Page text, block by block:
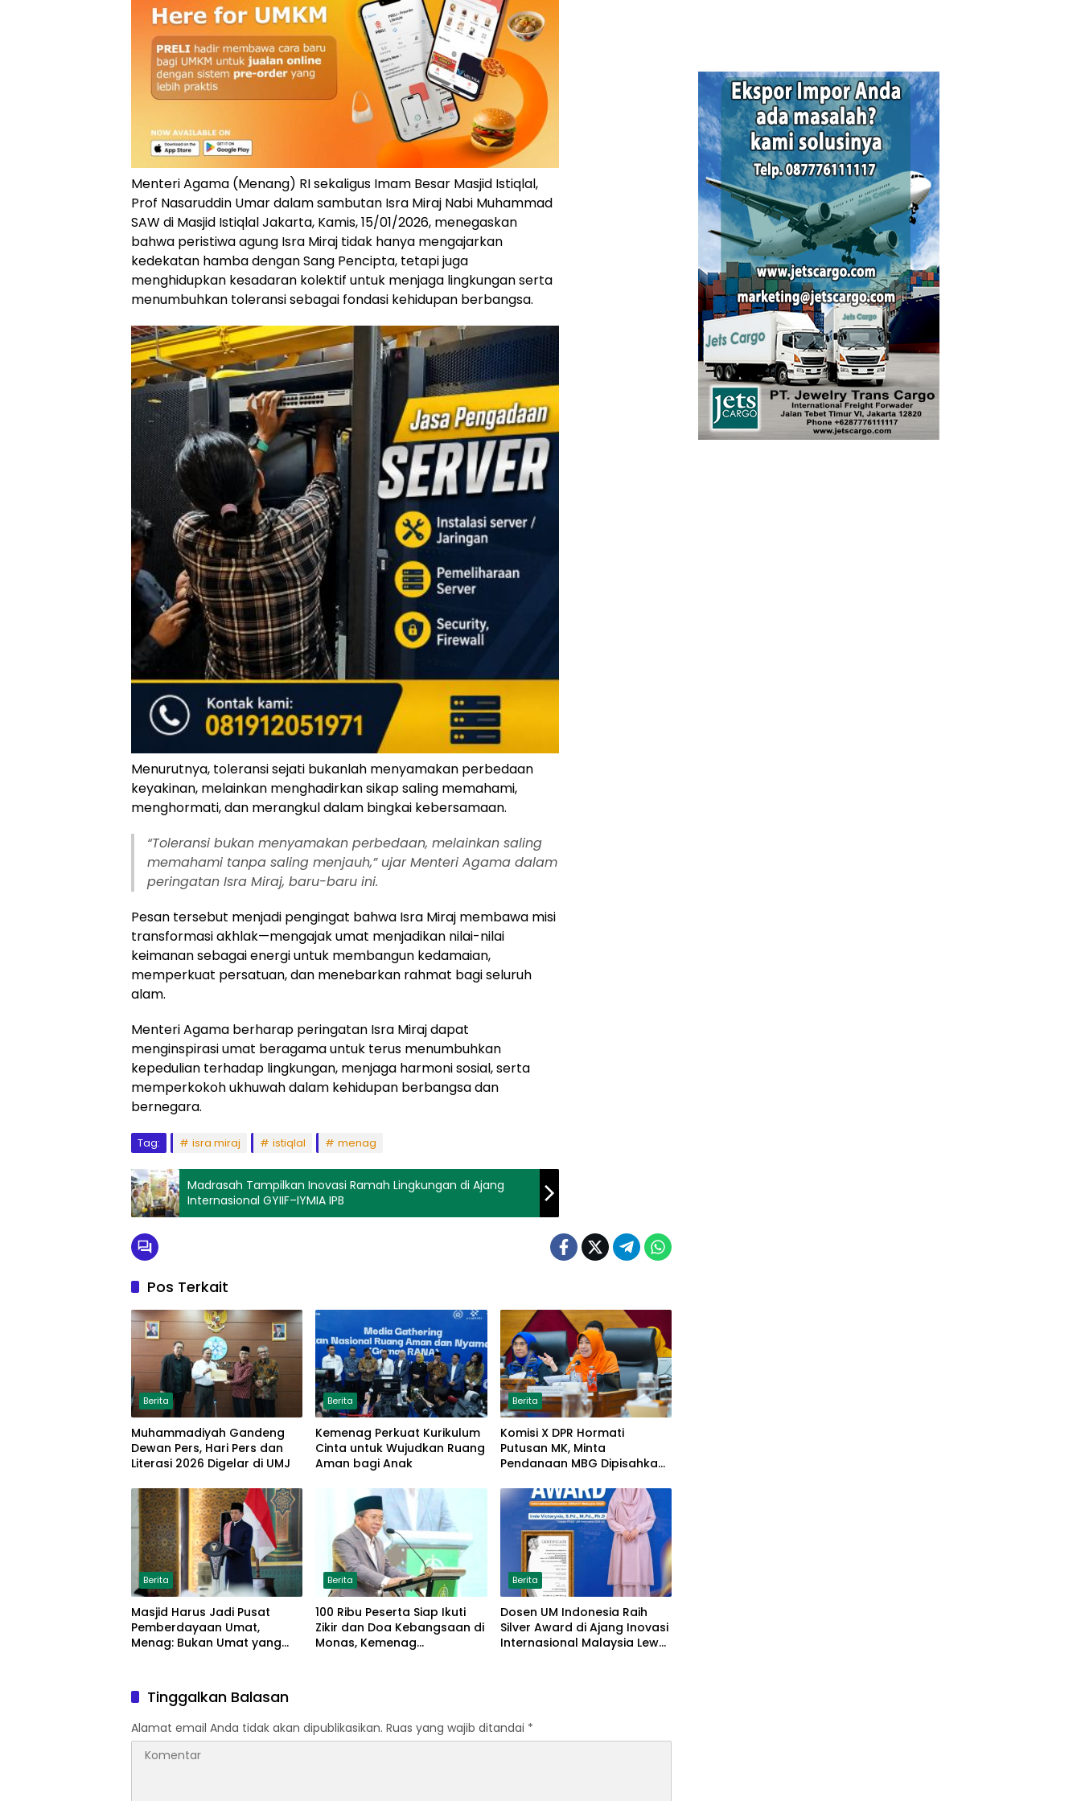
Menteri Agama (Menang) RI sekaligus Imam Besar Masjid Istiqlal,
Prof Nasaruddin Umar dalam sambutan Isra Miraj Nabi Muhammad
SAW di Masjid Istiqlal Jakarta, Kamis, 15/01/2026, menegaskan
bahwa peristiwa agung Isra Miraj tidak hanya mengajarkan
kedekatan hamba dengan Sang Pencipta, tetapi juga
menghidupkan kesadaran kolektif untuk menjaga lingkungan serta
menumbuhkan toleransi sebagai fondasi kehidupan berbangsa.
Menurutnya, toleransi sejati bukanlah menyamakan perbedaan
keyakinan, melainkan menghadirkan sikap saling memahami,
menghormati, dan merangkul dalam bingkai kebersamaan.
“Toleransi bukan menyamakan perbedaan, melainkan saling
memahami tanpa saling menjauh,” ujar Menteri Agama dalam
peringatan Isra Miraj, baru-baru ini.
Pesan tersebut menjadi pengingat bahwa Isra Miraj membawa misi
transformasi akhlak—mengajak umat menjadikan nilai-nilai
keimanan sebagai energi untuk membangun kedamaian,
memperkuat persatuan, dan menebarkan rahmat bagi seluruh
alam.
Menteri Agama berharap peringatan Isra Miraj dapat
menginspirasi umat beragama untuk terus menumbuhkan
kepedulian terhadap lingkungan, menjaga harmoni sosial, serta
memperkokoh ukhuwah dalam kehidupan berbangsa dan
bernegara.
Tag: isra miraj istiqlal menag
Madrasah Tampilkan Inovasi Ramah Lingkungan di Ajang
Internasional GYIIF–IYMIA IPB
Pos Terkait
Berita
Muhammadiyah Gandeng
Dewan Pers, Hari Pers dan
Literasi 2026 Digelar di UMJ
Berita
Kemenag Perkuat Kurikulum
Cinta untuk Wujudkan Ruang
Aman bagi Anak
Berita
Komisi X DPR Hormati
Putusan MK, Minta
Pendanaan MBG Dipisahkan
Berita
Masjid Harus Jadi Pusat
Pemberdayaan Umat,
Menag: Bukan Umat yang
Berita
100 Ribu Peserta Siap Ikuti
Zikir dan Doa Kebangsaan di
Monas, Kemenag
Berita
Dosen UM Indonesia Raih
Silver Award di Ajang Inovasi
Internasional Malaysia Lewat
Tinggalkan Balasan
Alamat email Anda tidak akan dipublikasikan. Ruas yang wajib ditandai *